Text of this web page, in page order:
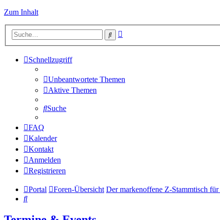
Zum Inhalt
Suche
Schnellzugriff
Unbeantwortete Themen
Aktive Themen
Suche
FAQ
Kalender
Kontakt
Anmelden
Registrieren
Portal Foren-Übersicht Der markenoffene Z-Stammtisch
Suche